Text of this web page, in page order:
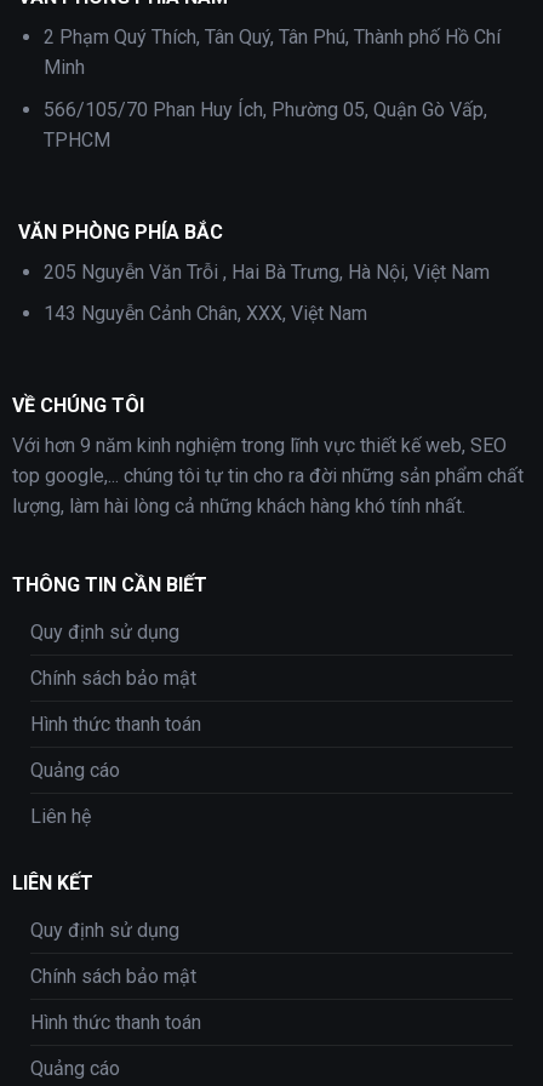
2 Phạm Quý Thích, Tân Quý, Tân Phú, Thành phố Hồ Chí
Minh
566/105/70 Phan Huy Ích, Phường 05, Quận Gò Vấp,
TPHCM
VĂN PHÒNG PHÍA BẮC
205 Nguyễn Văn Trỗi , Hai Bà Trưng, Hà Nội, Việt Nam
143 Nguyễn Cảnh Chân, XXX, Việt Nam
VỀ CHÚNG TÔI
Với hơn 9 năm kinh nghiệm trong lĩnh vực thiết kế web, SEO
top google,... chúng tôi tự tin cho ra đời những sản phẩm chất
lượng, làm hài lòng cả những khách hàng khó tính nhất.
THÔNG TIN CẦN BIẾT
Quy định sử dụng
Chính sách bảo mật
Hình thức thanh toán
Quảng cáo
Liên hệ
LIÊN KẾT
Quy định sử dụng
Chính sách bảo mật
Hình thức thanh toán
Quảng cáo